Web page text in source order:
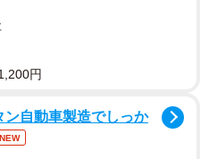
円
ン自動車製造でしっか
NEW